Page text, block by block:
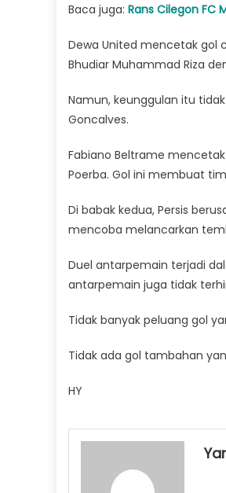
Baca juga: Rans Cilegon FC
Dewa United mencetak gol
Bhudiar Muhammad Riza
Namun, keunggulan itu
Goncalves.
Fabiano Beltrame
Poerba. Gol ini membuat
Di babak kedua, Persis
mencoba melancarkan
Duel antarpemain terjadi
antarpemain juga tidak
Tidak banyak peluang gol
Tidak ada gol tambahan
HY